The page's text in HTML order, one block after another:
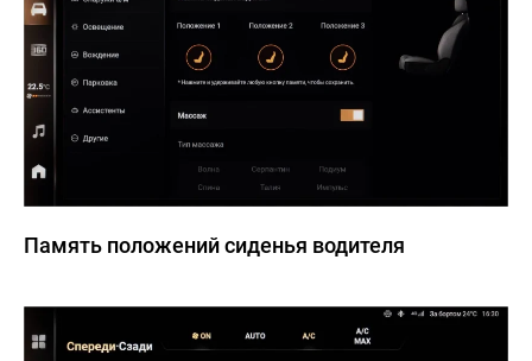
Память положений сиденья водителя